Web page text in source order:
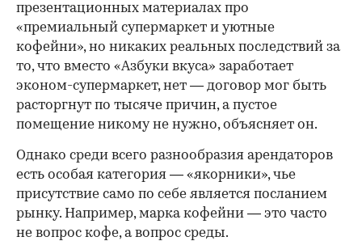
презентационных материалах про
«премиальный супермаркет и уютные
кофейни», но никаких реальных последствий за
то, что вместо «Азбуки вкуса» заработает
эконом-супермаркет, нет — договор мог быть
расторгнут по тысяче причин, а пустое
помещение никому не нужно, объясняет он.
Однако среди всего разнообразия арендаторов
есть особая категория — «якорники», чье
присутствие само по себе является посланием
рынку. Например, марка кофейни — это часто
не вопрос кофе, а вопрос среды.